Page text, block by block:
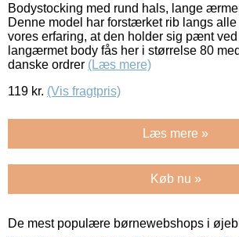
Bodystocking med rund hals, lange
Denne model har forstærket rib langs alle
vores erfaring, at den holder sig pænt
langærmet body fås her i størrelse 80
danske ordrer (Læs mere)
119 kr. (Vis fragtpris)
Læs mere »
Køb nu »
De mest populære børnewebshops i